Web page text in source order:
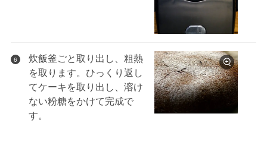
6
炊飯釜ごと取り出し、粗熱
を取ります。ひっくり返し
てケーキを取り出し、溶け
ない粉糖をかけて完成で
す。